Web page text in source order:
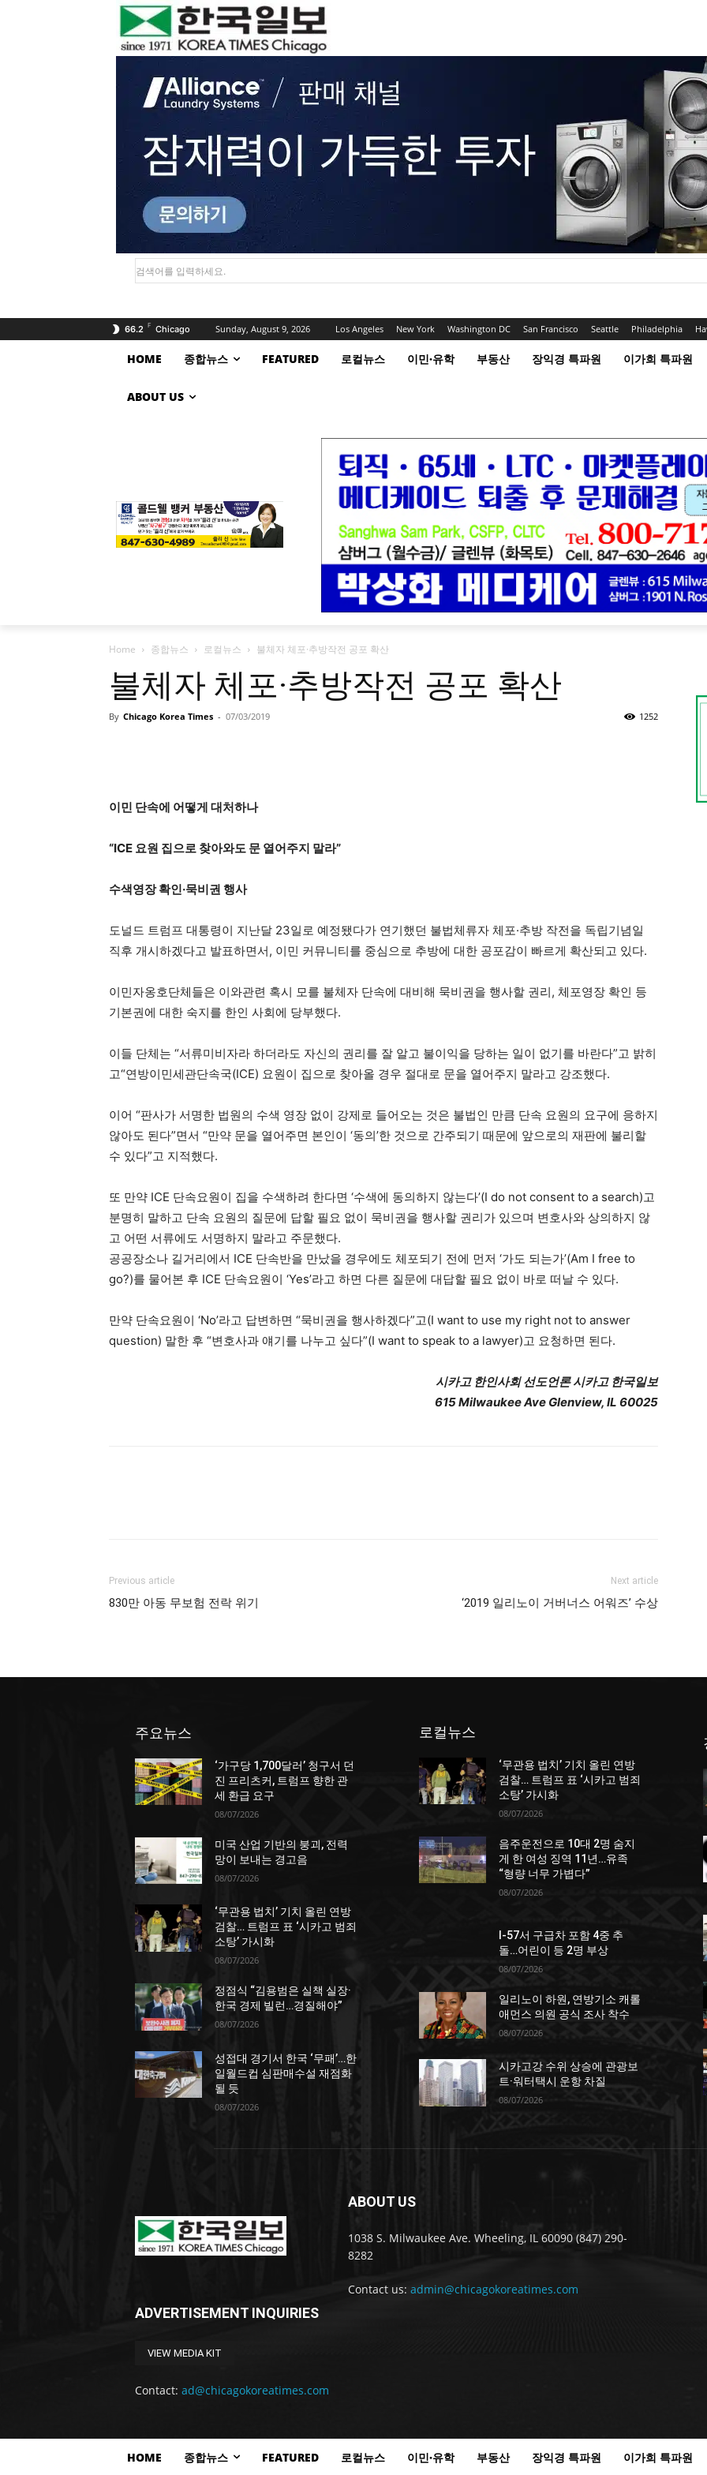
검색어를 입력하세요.
66.2 F Chicago Sunday, August 9, 2026 Los Angeles New York Washington DC San Francisco Seattle Philadelphia
HOME 종합뉴스 FEATURED 로컬뉴스 이민·유학 부동산 장익경 특파원 이가희 특파원
ABOUT US
Home 종합뉴스 로컬뉴스 불체자 체포·추방작전 공포 확산
불체자 체포·추방작전 공포 확산
By Chicago Korea Times - 07/03/2019 1252
이민 단속에 어떻게 대처하나
“ICE 요원 집으로 찾아와도 문 열어주지 말라”
수색영장 확인·묵비권 행사
도널드 트럼프 대통령이 지난달 23일로 예정됐다가 연기했던 불법체류자 체포·추방 작전을 독립기념일
직후 개시하겠다고 발표하면서, 이민 커뮤니티를 중심으로 추방에 대한 공포감이 빠르게 확산되고 있다.
이민자옹호단체들은 이와관련 혹시 모를 불체자 단속에 대비해 묵비권을 행사할 권리, 체포영장 확인 등
기본권에 대한 숙지를 한인 사회에 당부했다.
이들 단체는 “서류미비자라 하더라도 자신의 권리를 잘 알고 불이익을 당하는 일이 없기를 바란다”고 밝히
고“연방이민세관단속국(ICE) 요원이 집으로 찾아올 경우 절대로 문을 열어주지 말라고 강조했다.
이어 “판사가 서명한 법원의 수색 영장 없이 강제로 들어오는 것은 불법인 만큼 단속 요원의 요구에 응하지
않아도 된다”면서 “만약 문을 열어주면 본인이 ‘동의’한 것으로 간주되기 때문에 앞으로의 재판에 불리할
수 있다”고 지적했다.
또 만약 ICE 단속요원이 집을 수색하려 한다면 ‘수색에 동의하지 않는다’(I do not consent to a search)고
분명히 말하고 단속 요원의 질문에 답할 필요 없이 묵비권을 행사할 권리가 있으며 변호사와 상의하지 않
고 어떤 서류에도 서명하지 말라고 주문했다.
공공장소나 길거리에서 ICE 단속반을 만났을 경우에도 체포되기 전에 먼저 ‘가도 되는가’(Am I free to
go?)를 물어본 후 ICE 단속요원이 ‘Yes’라고 하면 다른 질문에 대답할 필요 없이 바로 떠날 수 있다.
만약 단속요원이 ‘No’라고 답변하면 “묵비권을 행사하겠다”고(I want to use my right not to answer
question) 말한 후 “변호사과 얘기를 나누고 싶다”(I want to speak to a lawyer)고 요청하면 된다.
시카고 한인사회 선도언론 시카고 한국일보
615 Milwaukee Ave Glenview, IL 60025
Previous article
830만 아동 무보험 전락 위기
Next article
‘2019 일리노이 거버너스 어워즈’ 수상
주요뉴스
‘가구당 1,700달러’ 청구서 던
진 프리츠커, 트럼프 향한 관
세 환급 요구
08/07/2026
미국 산업 기반의 붕괴, 전력
망이 보내는 경고음
08/07/2026
‘무관용 법치’ 기치 올린 연방
검찰… 트럼프 표 ‘시카고 범죄
소탕’ 가시화
08/07/2026
정점식 “김용범은 실책 실장·
한국 경제 빌런…경질해야”
08/07/2026
성접대 경기서 한국 ‘무패’…한
일월드컵 심판매수설 재점화
될 듯
08/07/2026
로컬뉴스
‘무관용 법치’ 기치 올린 연방
검찰… 트럼프 표 ‘시카고 범죄
소탕’ 가시화
08/07/2026
음주운전으로 10대 2명 숨지
게 한 여성 징역 11년…유족
“형량 너무 가볍다”
08/07/2026
I-57서 구급차 포함 4중 추
돌…어린이 등 2명 부상
08/07/2026
일리노이 하원, 연방기소 캐롤
애먼스 의원 공식 조사 착수
08/07/2026
시카고강 수위 상승에 관광보
트·워터택시 운항 차질
08/07/2026
ABOUT US
1038 S. Milwaukee Ave. Wheeling, IL 60090 (847) 290-
8282
Contact us: admin@chicagokoreatimes.com
ADVERTISEMENT INQUIRIES
VIEW MEDIA KIT
Contact: ad@chicagokoreatimes.com
HOME 종합뉴스 FEATURED 로컬뉴스 이민·유학 부동산 장익경 특파원 이가희 특파원